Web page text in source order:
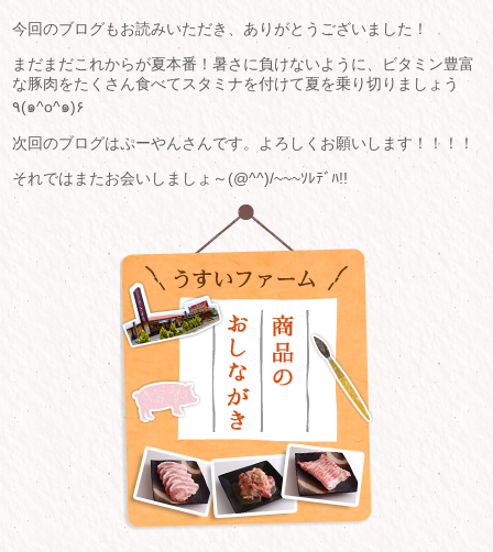
今回のブログもお読みいただき、ありがとうございました！
まだまだこれからが夏本番！暑さに負けないように、ビタミン豊富
な豚肉をたくさん食べてスタミナを付けて夏を乗り切りましょう
٩(๑^o^๑)۶
次回のブログはぷーやんさんです。よろしくお願いします！！！！
それではまたお会いしましょ～(@^^)/~~~ｿﾚﾃﾞﾊ!!